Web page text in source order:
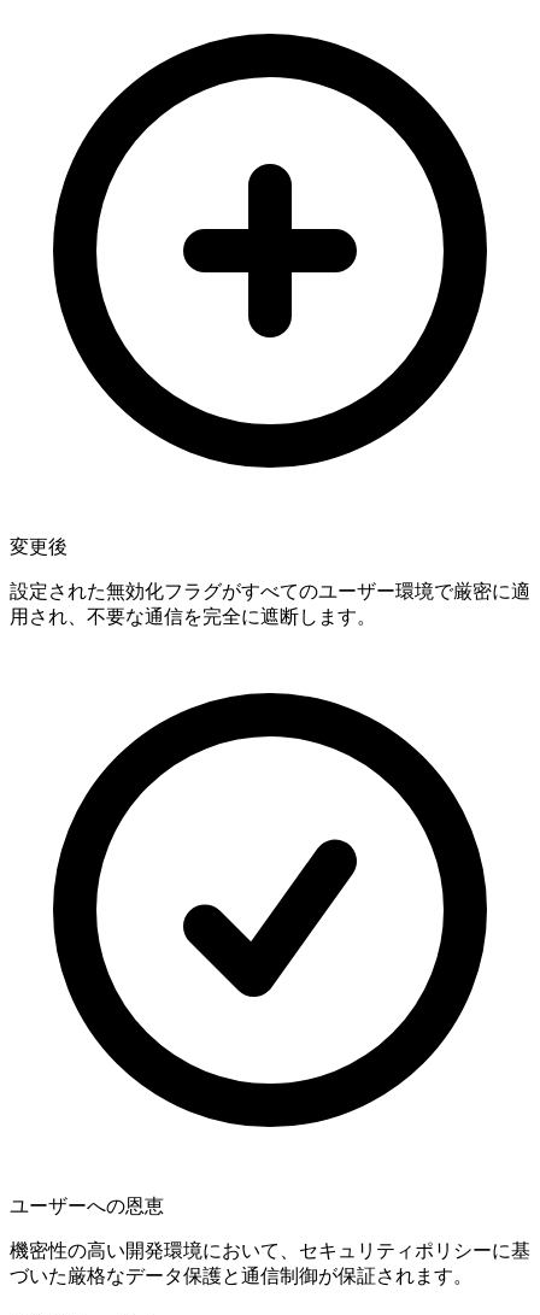
変更後
設定された無効化フラグがすべてのユーザー環境で厳密に適
用され、不要な通信を完全に遮断します。
ユーザーへの恩恵
機密性の高い開発環境において、セキュリティポリシーに基
づいた厳格なデータ保護と通信制御が保証されます。